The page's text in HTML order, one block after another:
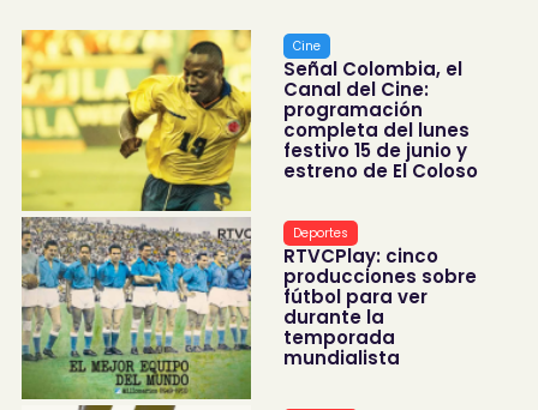
Cine
Señal Colombia, el
Canal del Cine:
programación
completa del lunes
festivo 15 de junio y
estreno de El Coloso
Deportes
RTVCPlay: cinco
producciones sobre
fútbol para ver
durante la
temporada
mundialista